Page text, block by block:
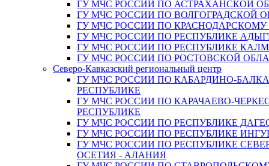
ГУ МЧС РОССИИ ПО АСТРАХАНСКОЙ
ГУ МЧС РОССИИ ПО ВОЛГОГРАДСКОЙ
ГУ МЧС РОССИИ ПО
ГУ МЧС РОССИИ ПО РЕСПУБЛИКЕ
ГУ МЧС РОССИИ ПО РЕСПУБЛИКЕ
ГУ МЧС РОССИИ ПО РОСТОВСКОЙ
Северо-Кавказский региональный центр
ГУ МЧС РОССИИ ПО КАБАРДИНО-
РЕСПУБЛИКЕ
ГУ МЧС РОССИИ ПО КАРАЧАЕВО-
РЕСПУБЛИКЕ
ГУ МЧС РОССИИ ПО РЕСПУБЛИКЕ
ГУ МЧС РОССИИ ПО РЕСПУБЛИКЕ
ГУ МЧС РОССИИ ПО РЕСПУБЛИКЕ
ОСЕТИЯ - АЛАНИЯ